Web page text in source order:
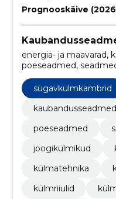
Prognooskäive
energia- ja maavarad,
poeseadmed,
Külmletid, Külmriiulid
sügavkülmkambrid
poeseadmed
joogikülmikud
külmatehnika
külmriiulid